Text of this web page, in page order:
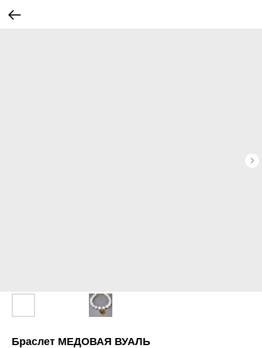
Браслет МЕДОВАЯ ВУАЛЬ